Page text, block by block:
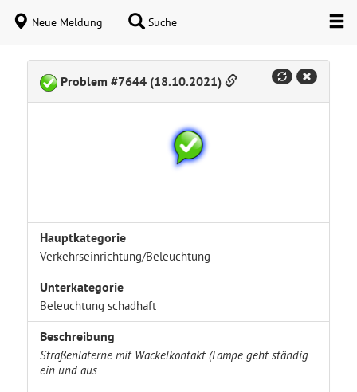
Neue Meldung Suche
Problem #7644 (18.10.2021)
Hauptkategorie
Verkehrseinrichtung/Beleuchtung
Unterkategorie
Beleuchtung schadhaft
Beschreibung
Straßenlaterne mit Wackelkontakt (Lampe geht ständig
ein und aus